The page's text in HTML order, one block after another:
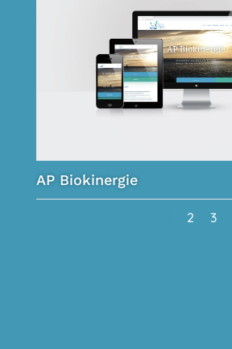
AP Biokinergie
2 3